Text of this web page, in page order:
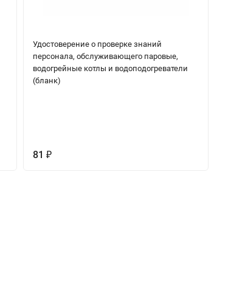
Удостоверение о проверке знаний
персонала, обслуживающего паровые,
водогрейные котлы и водоподогреватели
(бланк)
81₽